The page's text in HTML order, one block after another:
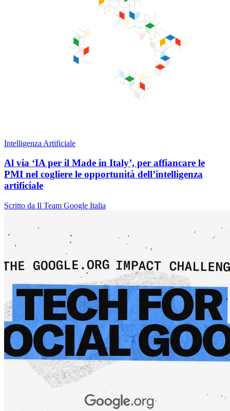
Intelligenza Artificiale
Al via ‘IA per il Made in Italy’, per affiancare le
PMI nel cogliere le opportunità dell’intelligenza
artificiale
Scritto da Il Team Google Italia